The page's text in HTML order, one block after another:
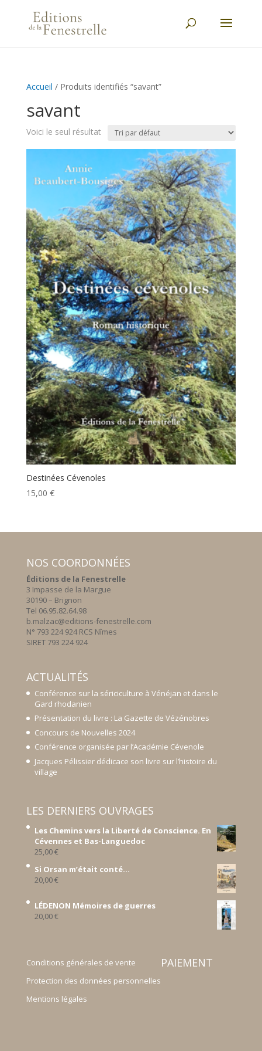
Accueil / Produits identifiés “savant”
savant
Voici le seul résultat
Destinées Cévenoles
15,00 €
NOS COORDONNÉES
Éditions de la Fenestrelle
3 Impasse de la Margue
30190 – Brignon
Tel 06.95.82.64.98
b.malzac@editions-fenestrelle.com
N° 793 224 924 RCS Nîmes
SIRET 793 224 924
ACTUALITÉS
Conférence sur la sériciculture à Vénéjan et dans le
Gard rhodanien
Présentation du livre : La Gazette de Vézénobres
Concours de Nouvelles 2024
Conférence organisée par l’Académie Cévenole
Jacques Pélissier dédicace son livre sur l’histoire du
village
LES DERNIERS OUVRAGES
Les Chemins vers la Liberté de Conscience. En
Cévennes et Bas-Languedoc
25,00€
Si Orsan m’était conté...
20,00€
LÉDENON Mémoires de guerres
20,00€
Conditions générales de vente
Protection des données personnelles
Mentions légales
PAIEMENT